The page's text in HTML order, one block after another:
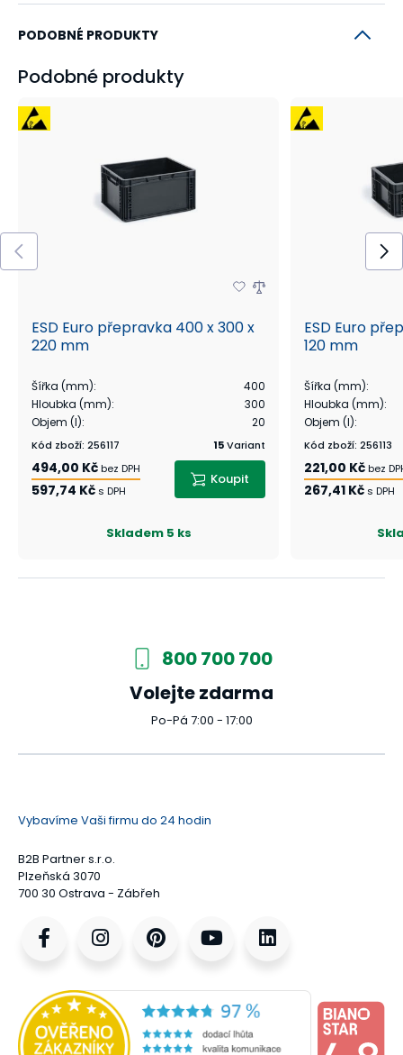
PODOBNÉ PRODUKTY
Podobné produkty
ESD Euro přepravka 400 x 300 x
220 mm
Šířka (mm):
400
Hloubka (mm):
300
Objem (l): 20
Kód zboží: 256117 15Variant
494,00 Kčbez DPH
597,74 Kč s DPH
Koupit
Skladem 5 ks
ESD Euro
120 mm
Šířka (mm):
Hloubka (mm):
Objem (l):
Kód zboží: 256113
221,00 Kčbez
267,41 Kč s DPH
800 700 700
Volejte zdarma
Po-Pá 7:00 - 17:00
Vybavíme Vaši firmu do 24 hodin
B2B Partner s.r.o.
Plzeňská 3070
700 30 Ostrava - Zábřeh